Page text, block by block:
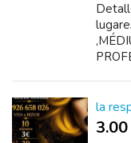
la